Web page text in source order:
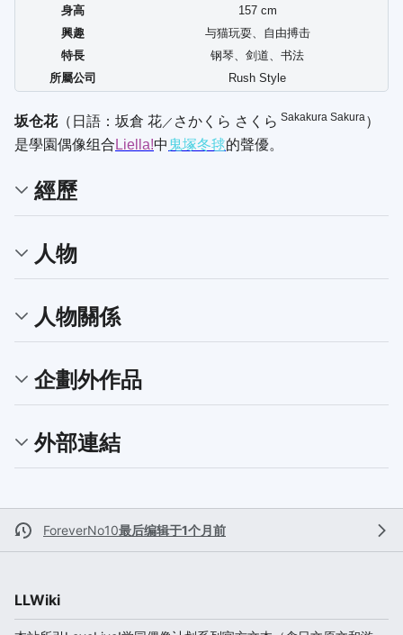
身高
157 cm
興趣
与猫玩耍、自由搏击
特長
钢琴、剑道、书法
所屬公司
Rush Style
坂仓花（日語： 坂倉 花／ さかくら さくら Sakakura Sakura ）
是學園偶像组合 Liella!中 鬼塚冬毬的聲優。
經歷
人物
人物關係
企劃外作品
外部連結
ForeverNo10最后编辑于1个月前
LLWiki